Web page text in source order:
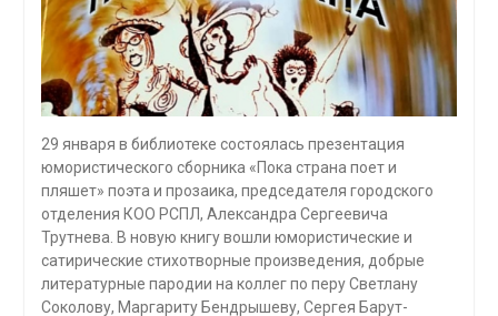
29 января в библиотеке состоялась презентация
юмористического сборника «Пока страна поет и
пляшет» поэта и прозаика, председателя городского
отделения КОО РСПЛ, Александра Сергеевича
Трутнева. В новую книгу вошли юмористические и
сатирические стихотворные произведения, добрые
литературные пародии на коллег по перу Светлану
Соколову, Маргариту Бендрышеву, Сергея Барут-